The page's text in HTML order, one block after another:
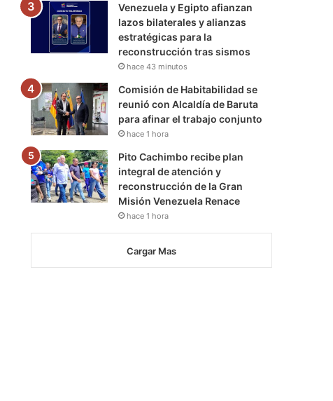
Venezuela y Egipto afianzan
lazos bilaterales y alianzas
estratégicas para la
reconstrucción tras sismos
hace 43 minutos
Comisión de Habitabilidad se
reunió con Alcaldía de Baruta
para afinar el trabajo conjunto
hace 1 hora
Pito Cachimbo recibe plan
integral de atención y
reconstrucción de la Gran
Misión Venezuela Renace
hace 1 hora
Cargar Mas